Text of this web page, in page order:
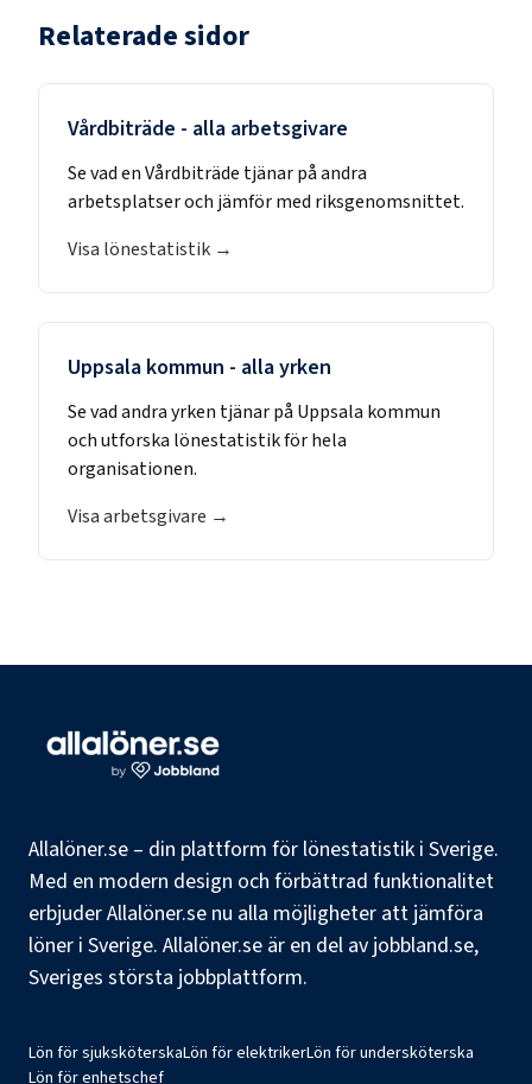
Relaterade sidor
Vårdbiträde - alla arbetsgivare
Se vad enVårdbiträde tjänar på andra
arbetsplatser och jämför med riksgenomsnittet.
Visa lönestatistik →
Uppsala kommun - alla yrken
Se vad andra yrken tjänar på Uppsala kommun
och utforska lönestatistik för hela
organisationen.
Visa arbetsgivare →
Allalöner.se – din plattform för lönestatistik i Sverige.
Med en modern design och förbättrad funktionalitet
erbjuder Allalöner.se nu alla möjligheter att jämföra
löner i Sverige. Allalöner.se är en del av jobbland.se,
Sveriges största jobbplattform.
Lön för sjuksköterskaLön för elektrikerLön för undersköterska
Lön för enhetschef